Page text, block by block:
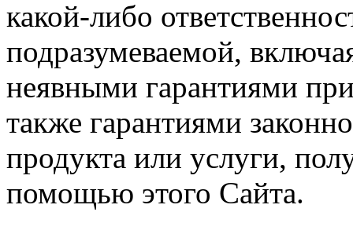
какой-либо
подразумеваемой,
неявными гарантиями
также гарантиями
продукта или услуги,
помощью этого Сайта.